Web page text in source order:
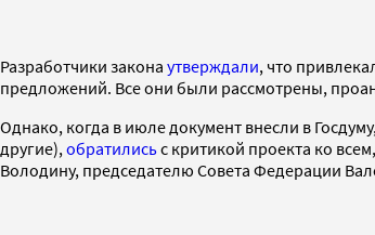
Разработчики закона утверждали, что
предложений. Все они были рассмотрены,
Однако, когда в июле документ внесли в
другие), обратилисьс критикой проекта ко
Володину, председателю Совета Федерации